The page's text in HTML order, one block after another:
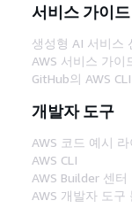
서비스 가이드
생성형 AI 서비스
AWS 서비스 가이
GitHub의 AWS
개발자 도구
AWS 코드 예시
AWS CLI
AWS Builder 센터
AWS 개발자 도구